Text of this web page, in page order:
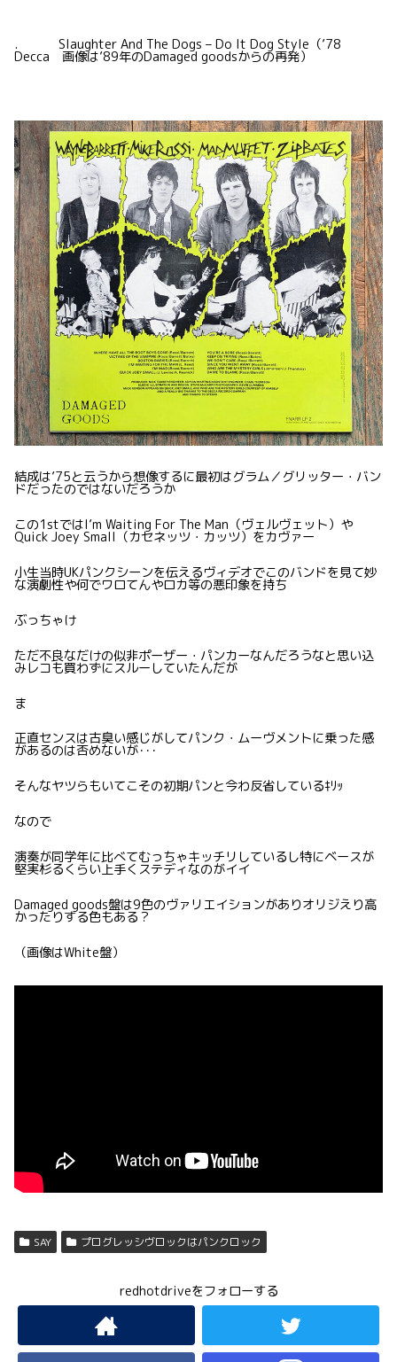
. Slaughter And The Dogs – Do It Dog Style（’78
Decca 画像は’89年のDamaged goodsからの再発）
結成は’75と云うから想像するに最初はグラム／グリッター・バン
ドだったのではないだろうか
この1stではI’m Waiting For The Man（ヴェルヴェット）や
Quick Joey Small（カセネッツ・カッツ）をカヴァー
小生当時UKパンクシーンを伝えるヴィデオでこのバンドを見て妙
な演劇性や何でワロてんやロカ等の悪印象を持ち
ぶっちゃけ
ただ不良なだけの似非ポーザー・パンカーなんだろうなと思い込
みレコも買わずにスルーしていたんだが
ま
正直センスは古臭い感じがしてパンク・ムーヴメントに乗った感
があるのは否めないが･･･
そんなヤツらもいてこその初期パンと今わ反省しているｷﾘｯ
なので
演奏が同学年に比べてむっちゃキッチリしているし特にベースが
堅実杉るくらい上手くステディなのがイイ
Damaged goods盤は9色のヴァリエイションがありオリジえり高
かったりする色もある？
（画像はWhite盤）
SAY プログレッシヴロックはパンクロック
redhotdriveをフォローする